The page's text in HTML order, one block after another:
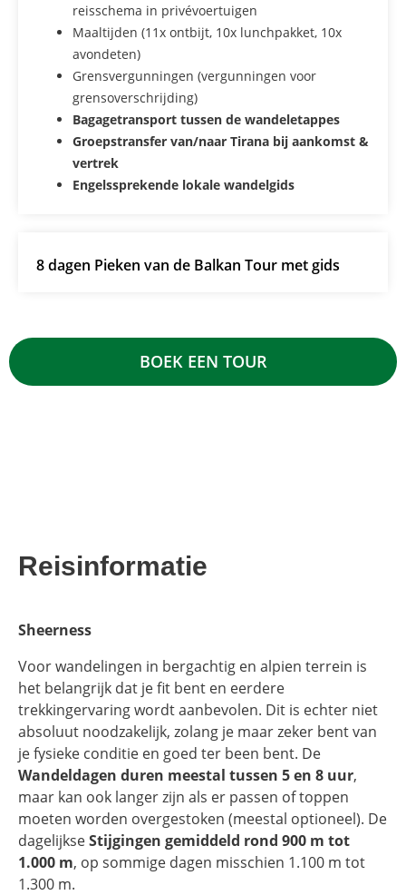
reisschema in privévoertuigen
Maaltijden (11x ontbijt, 10x lunchpakket, 10x
avondeten)
Grensvergunningen (vergunningen voor
grensoverschrijding)
Bagagetransport tussen de wandeletappes
Groepstransfer van/naar Tirana bij aankomst &
vertrek
Engelssprekende lokale wandelgids
8 dagen Pieken van de Balkan Tour met gids
BOEK EEN TOUR
Reisinformatie
Sheerness
Voor wandelingen in bergachtig en alpien terrein is
het belangrijk dat je fit bent en eerdere
trekkingervaring wordt aanbevolen. Dit is echter niet
absoluut noodzakelijk, zolang je maar zeker bent van
je fysieke conditie en goed ter been bent. De
Wandeldagen duren meestal tussen 5 en 8 uur,
maar kan ook langer zijn als er passen of toppen
moeten worden overgestoken (meestal optioneel). De
dagelijkseStijgingen gemiddeld rond 900 m tot
1.000 m, op sommige dagen misschien 1.100 m tot
1.300 m.